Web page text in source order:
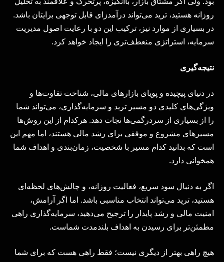
روزانه هستید، ترید می‌تواند درآمدزای قابل توجهی برایتان باشد.
در بسیاری از موارد نیز، ترکیب این دو با رعایت اصول مدیریت
سرمایه، استراتژی منعطف‌تری را ایجاد خواهد کرد.
نتیجه‌گیری
در دنیای پیچیده و پویای بازارهای مالی، شناخت تفاوت‌ها و
ویژگی‌های کلیدی دو مسیر ترید و سرمایه‌گذاری، می‌تواند شما
را از بسیاری از سردرگمی‌ها نجات دهد. هرکدام از این روش‌ها
مسیرهای مشروع و موفقی برای رشد مالی هستند، اما مهم این
است که بدانید کدام مسیر با شخصیت، زمان‌بندی و اهداف شما
همخوانی دارد.
اگر به دنبال سود سریع، فعالیت روزانه، و چالش‌های لحظه‌ای
هستید، ترید می‌تواند انتخاب مناسبی باشد. اما اگر آرامش،
امنیت مالی و رشد پایدار را ترجیح می‌دهید، سرمایه‌گذاری راهی
مطمئن‌تر برای رسیدن به اهداف بلندمدت شماست.
هیچ راهی بهتر از دیگری نیست؛ فقط راهی هست که برای شما